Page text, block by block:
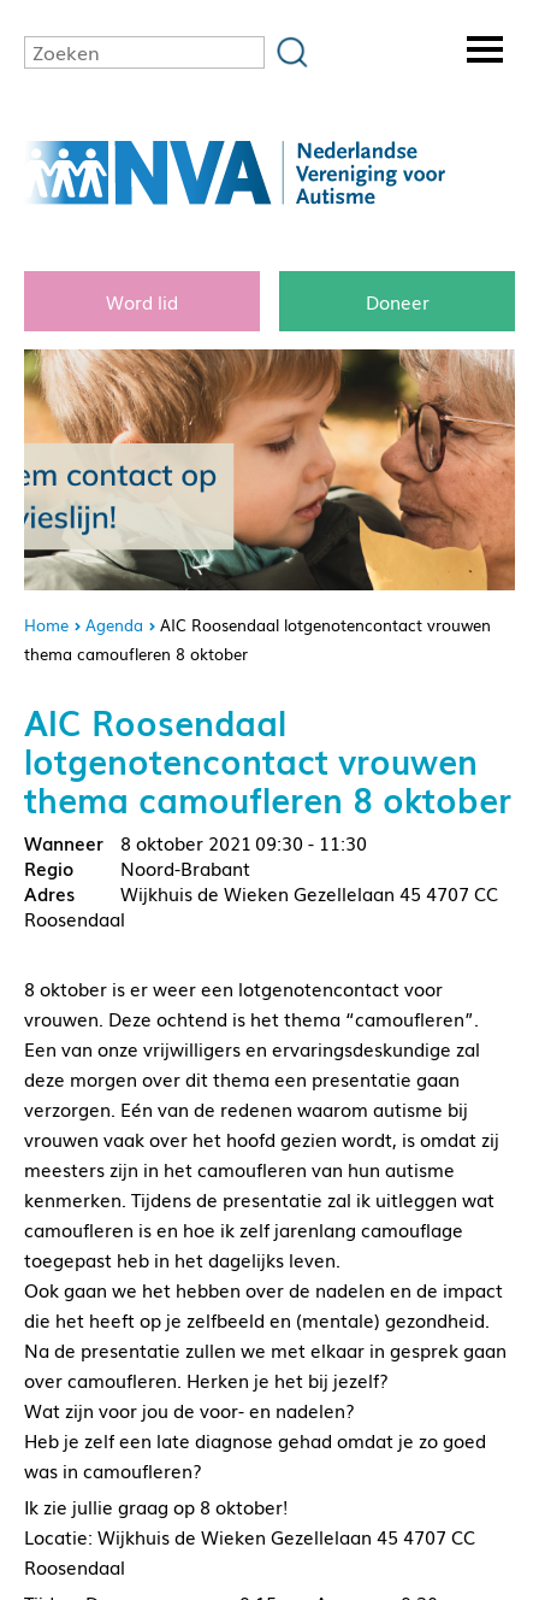
Word lid Doneer
Home Agenda
AIC Roosendaal lotgenotencontact vrouwen
thema camoufleren 8 oktober
AIC Roosendaal
lotgenotencontact vrouwen
thema camoufleren 8 oktober
8 oktober 2021 09:30 - 11:30
Noord-Brabant
Wijkhuis de Wieken Gezellelaan 45 4707 CC
Roosendaal
8 oktober is er weer een lotgenotencontact voor
vrouwen. Deze ochtend is het thema “camoufleren”.
Een van onze vrijwilligers en ervaringsdeskundige zal
deze morgen over dit thema een presentatie gaan
verzorgen. Eén van de redenen waarom autisme bij
vrouwen vaak over het hoofd gezien wordt, is omdat zij
meesters zijn in het camoufleren van hun autisme
kenmerken. Tijdens de presentatie zal ik uitleggen wat
camoufleren is en hoe ik zelf jarenlang camouflage
toegepast heb in het dagelijks leven.
Ook gaan we het hebben over de nadelen en de impact
die het heeft op je zelfbeeld en (mentale) gezondheid.
Na de presentatie zullen we met elkaar in gesprek gaan
over camoufleren. Herken je het bij jezelf?
Wat zijn voor jou de voor- en nadelen?
Heb je zelf een late diagnose gehad omdat je zo goed
was in camoufleren?
Ik zie jullie graag op 8 oktober!
Locatie: Wijkhuis de Wieken Gezellelaan 45 4707 CC
Roosendaal